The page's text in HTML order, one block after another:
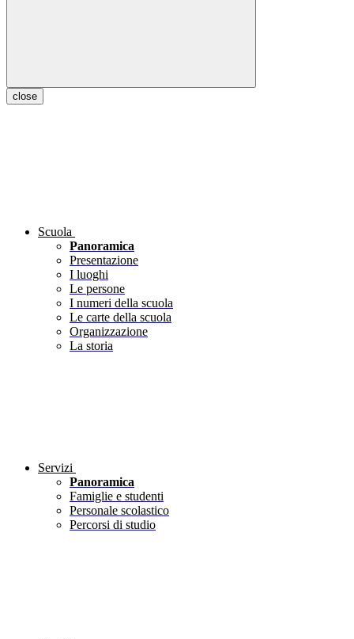
close
Scuola
Panoramica
Presentazione
I luoghi
Le persone
I numeri della scuola
Le carte della scuola
Organizzazione
La storia
Servizi
Panoramica
Famiglie e studenti
Personale scolastico
Percorsi di studio